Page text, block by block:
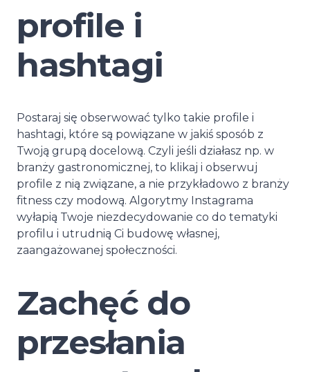
profile i
hashtagi
Postaraj się obserwować tylko takie profile i
hashtagi, które są powiązane w jakiś sposób z
Twoją grupą docelową. Czyli jeśli działasz np. w
branży gastronomicznej, to klikaj i obserwuj
profile z nią związane, a nie przykładowo z branży
fitness czy modową. Algorytmy Instagrama
wyłapią Twoje niezdecydowanie co do tematyki
profilu i utrudnią Ci budowę własnej,
zaangażowanej społeczności.
Zachęć do
przesłania